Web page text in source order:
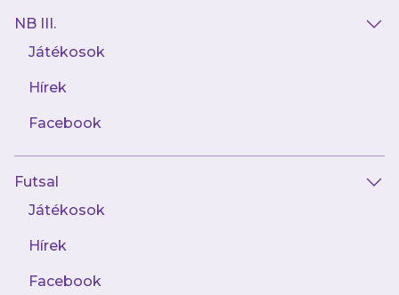
NB III.
Játékosok
Hírek
Facebook
Futsal
Játékosok
Hírek
Facebook
2024.04.10
Helyezzük új alapokra!